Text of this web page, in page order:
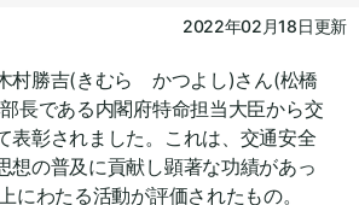
2022年02月18日更新
村勝吉(きむら かつよし)さん(松橋
長である内閣府特命担当大臣から交
表彰されました。これは、交通安全
想の普及に貢献し顕著な功績があっ
にわたる活動が評価されたもの。